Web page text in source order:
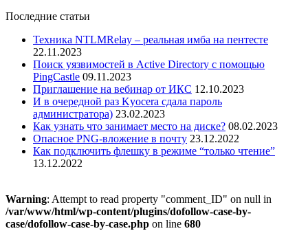
Последние статьи
Техника NTLMRelay – реальная имба на пентесте
22.11.2023
Поиск уязвимостей в Active Directory с помощью
PingCastle 09.11.2023
Приглашение на вебинар от ИКС 12.10.2023
И в очередной раз Kyocera сдала пароль
администратора) 23.02.2023
Как узнать что занимает место на диске? 08.02.2023
Опасное PNG-вложение в почту 23.12.2022
Как подключить флешку в режиме “только чтение”
13.12.2022
Warning: Attempt to read property "comment_ID" on null in
/var/www/html/wp-content/plugins/dofollow-case-by-
case/dofollow-case-by-case.php on line 680